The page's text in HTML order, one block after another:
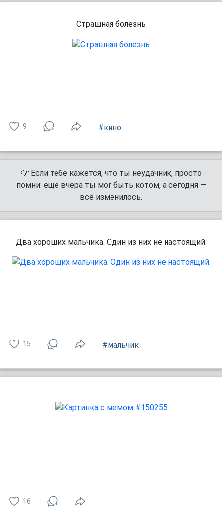
Страшная болезнь
9 #кино
💡 Если тебе кажется, что ты неудачник, просто
помни: ещё вчера ты мог быть котом, а сегодня —
всё изменилось.
Два хороших мальчика. Один из них не настоящий.
15 #мальчик
16